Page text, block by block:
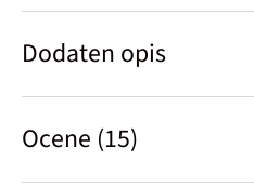
Dodaten opis
Ocene (15)